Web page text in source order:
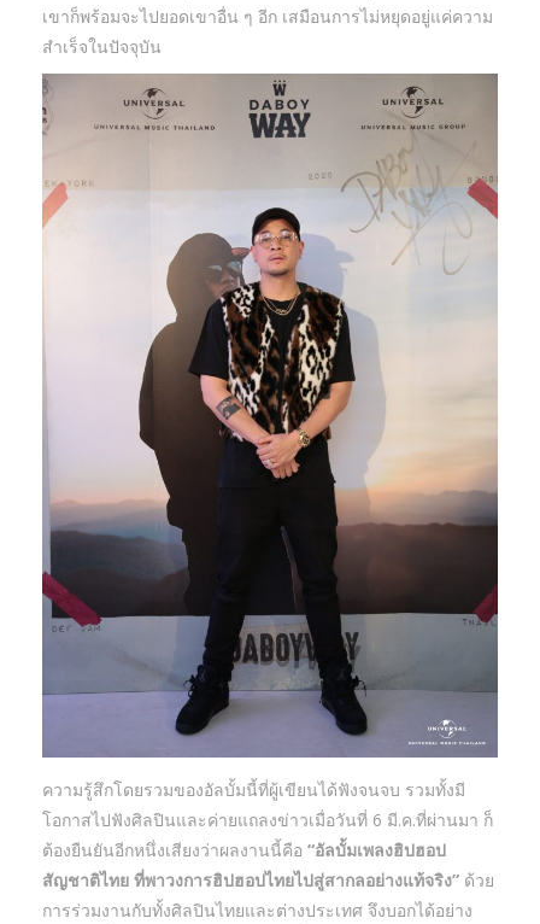
เขาก็พร้อมจะไปยอดเขาอื่น ๆ อีก เสมือนการไม่หยุดอยู่แค่ความ
สำเร็จในปัจจุบัน
ความรู้สึกโดยรวมของอัลบั้มนี้ที่ผู้เขียนได้ฟังจนจบ รวมทั้งมี
โอกาสไปฟังศิลปินและค่ายแถลงข่าวเมื่อวันที่ 6 มี.ค.ที่ผ่านมา ก็
ต้องยืนยันอีกหนึ่งเสียงว่าผลงานนี้คือ “อัลบั้มเพลงฮิปฮอป
สัญชาติไทย ที่พาวงการฮิปฮอปไทยไปสู่สากลอย่างแท้จริง” ด้วย
การร่วมงานกับทั้งศิลปินไทยและต่างประเทศ จึงบอกได้อย่าง